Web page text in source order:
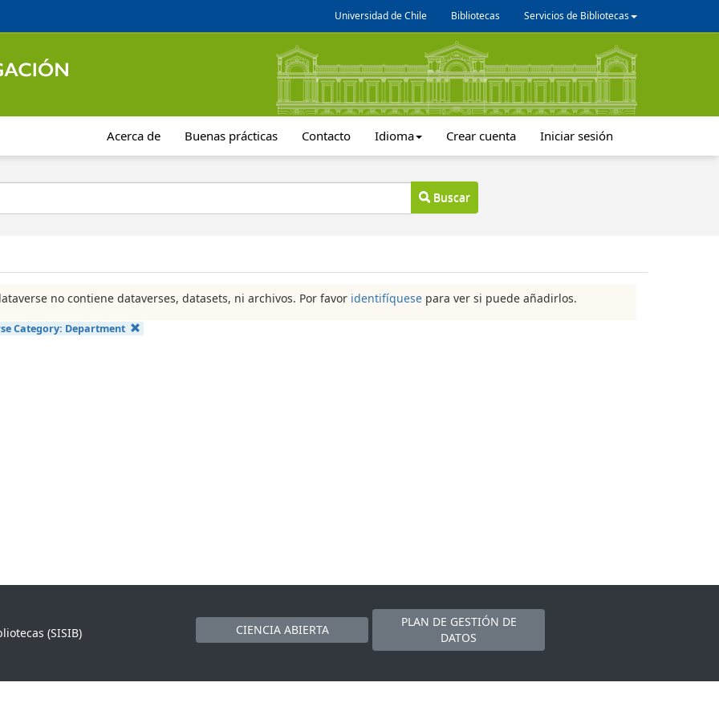
Universidad de Chile Bibliotecas Servicios de Bibliotecas
Acerca de Buenas prácticas Contacto Idioma Crear cuenta Iniciar sesión
Buscar
no contiene dataverses, datasets, ni archivos. Por favor identifíquese para ver si puede añadirlos.
Category: Department
(SISIB)
CIENCIA ABIERTA
PLAN DE GESTIÓN DE
DATOS